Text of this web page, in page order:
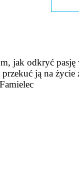
jak odkryć pasję
ją na życie